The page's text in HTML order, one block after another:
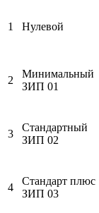
1 Нулевой
2
Минимальный
ЗИП 01
3
Стандартный
ЗИП 02
4
Стандарт плюс
ЗИП 03